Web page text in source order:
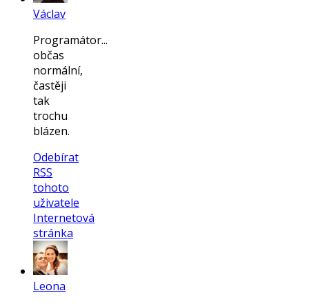
Václav
Programátor...
občas
normální,
častěji
tak
trochu
blázen.
Odebírat
RSS
tohoto
uživatele
Internetová
stránka
Leona